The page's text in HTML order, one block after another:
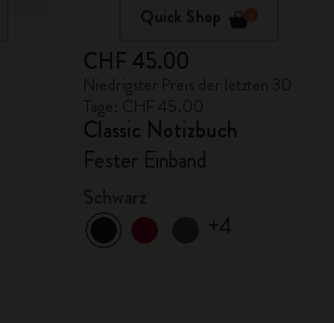
Quick Shop
CHF 45.00
Classic Notizbuch
Fester Einband
+4